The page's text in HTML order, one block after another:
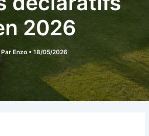
2026
Par Enzo • 18/05/2026